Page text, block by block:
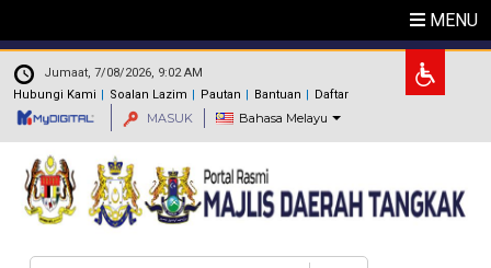
MENU
.
Jumaat, 7/08/2026, 9:02 AM
Hubungi Kami
Soalan Lazim Pautan Bantuan Daftar
MASUK Bahasa Melayu